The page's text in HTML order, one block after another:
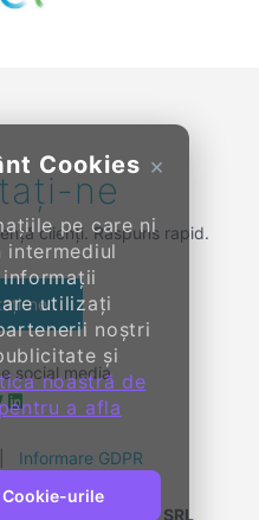
×
Cookies
pe care ni
intermediul
utilizați
noștri
și
noastră de
a afla
Cookie-urile
ne
clienți. Răspuns rapid.
ne
social media
Informare GDPR
GROUP SRL